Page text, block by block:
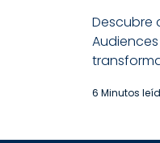
Descubre
6 Minutos